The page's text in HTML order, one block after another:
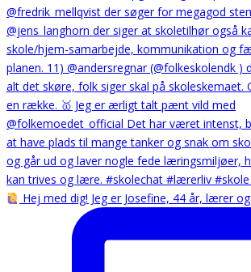
Hej med dig! Jeg er Josefine, 44 år, lærer og